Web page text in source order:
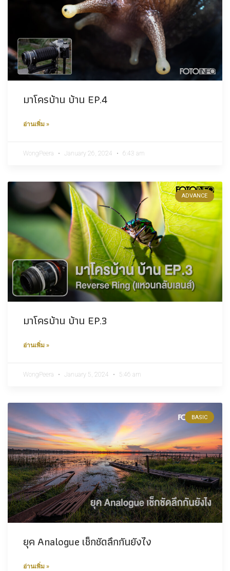
มาโครบ้าน บ้าน EP.4
อ่านเพิ่ม »
WongPeera January 26, 2024 6:43 am
ADVANCE
มาโครบ้าน บ้าน EP.3
อ่านเพิ่ม »
WongPeera January 5, 2024 5:46 am
BASIC
ยุค Analogue เช็กชัดลึกกันยังไง
อ่านเพิ่ม »